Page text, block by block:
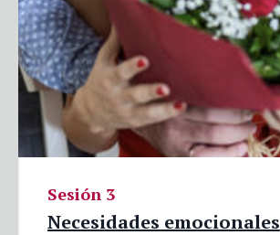
Sesión 3
Necesidades emocionales